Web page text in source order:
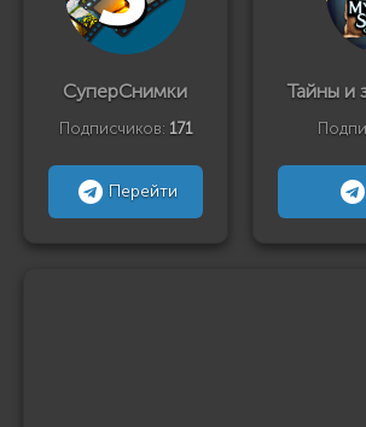
СуперСнимки
Подписчиков: 171
Перейти
Тайны и